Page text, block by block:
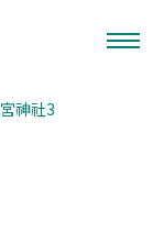
神社3